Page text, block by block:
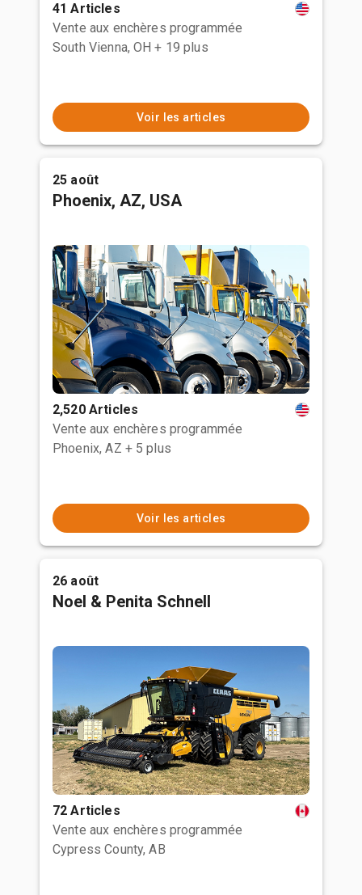
41 Articles
Vente aux enchères programmée
South Vienna, OH + 19 plus
Voir les articles
25 août
Phoenix, AZ, USA
2,520 Articles
Vente aux enchères programmée
Phoenix, AZ + 5 plus
Voir les articles
26 août
Noel & Penita Schnell
72 Articles
Vente aux enchères programmée
Cypress County, AB